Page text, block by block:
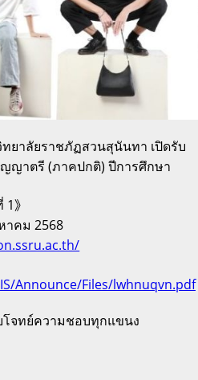
ยาลัยราชภัฏสวนสุนันทา เปิดรับ
ญาตรี (ภาคปกติ) ปีการศึกษา
》
าคม 2568
Announce/Files/lwhnuqvn.pdf
โจทย์ความชอบทุกแขนง